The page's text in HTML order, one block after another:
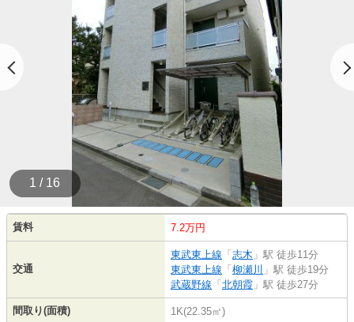
1 / 16
賃料 7.2万円
交通
東武東上線 「 志木 」駅 徒歩11分
東武東上線 「 柳瀬川 」駅 徒歩19分
武蔵野線 「 北朝霞 」駅 徒歩27分
間取り(面積) 1K(22.35㎡)